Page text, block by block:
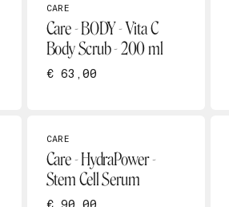
CARE
Care - BODY - Vita C
Body Scrub - 200 ml
€ 63,00
CARE
Care - HydraPower -
Stem Cell Serum